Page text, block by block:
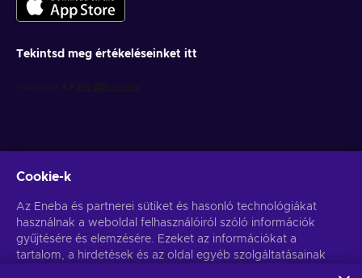
Tekintsd meg értékeléseinket itt
Feliratkozás
You can unsubscribe at any time. Visit Privacy noticefor more
Cookie-k
Az Eneba és partnerei sütiket és hasonló technológiákat
használnak a weboldal felhasználóiról szóló információk
gyűjtésére és elemzésére. Ezeket az információkat a
tartalom, a hirdetések és az oldal egyéb szolgáltatásainak